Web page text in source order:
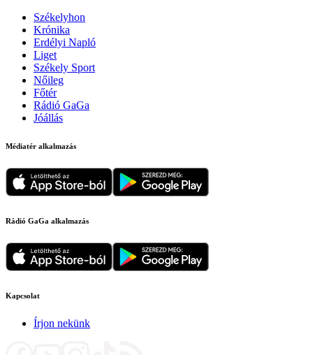
Székelyhon
Krónika
Erdélyi Napló
Liget
Székely Sport
Nőileg
Főtér
Rádió GaGa
Jóállás
Médiatér alkalmazás
Rádió GaGa alkalmazás
Kapcsolat
Írjon nekünk